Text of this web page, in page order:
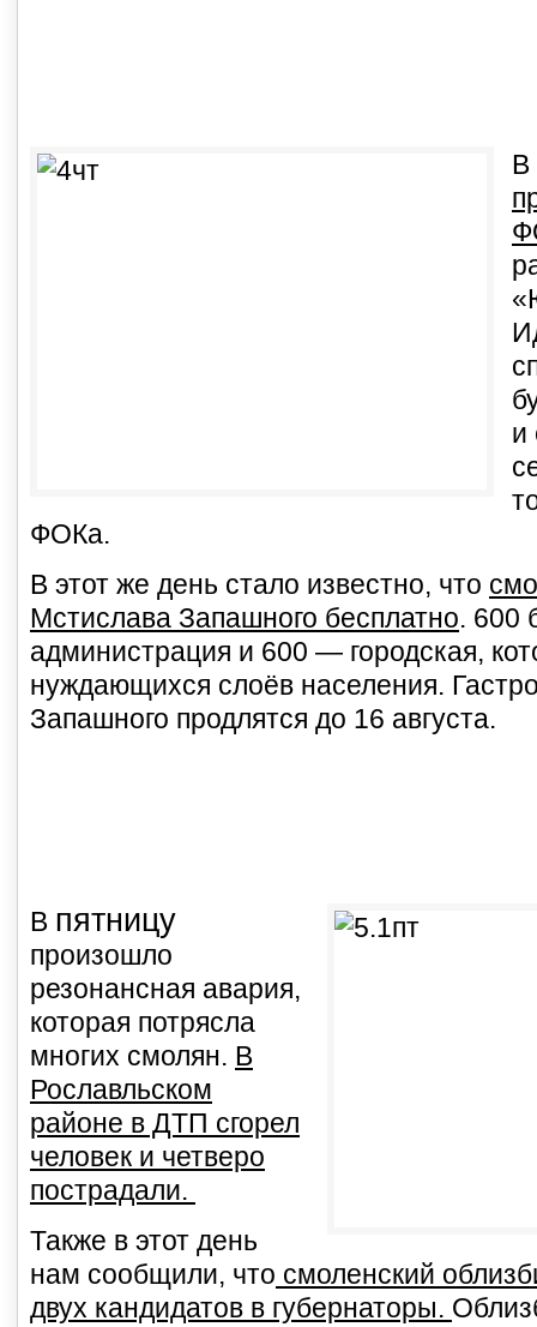
В
и
ФОКа.
В этот же день стало известно, что
Мстислава Запашного бесплатно. 600
администрация и 600 — городская,
нуждающихся слоёв населения.
Запашного продлятся до 16 августа.
В пятницу
произошло
резонансная авария,
которая потрясла
многих смолян. В
Рославльском
районе в ДТП сгорел
человек и четверо
пострадали.
Также в этот день
нам сообщили, что смоленский
двух кандидатов в губернаторы.